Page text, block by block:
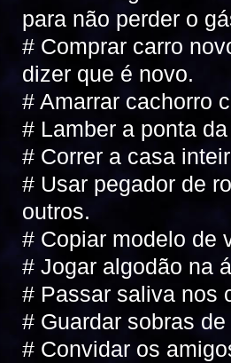
para não perder o
# Comprar carro
dizer que é novo.
# Amarrar cachorro
# Lamber a ponta
# Correr a casa
# Usar pegador de
outros.
# Copiar modelo de
# Jogar algodão na
# Passar saliva nos
# Guardar sobras
# Convidar os